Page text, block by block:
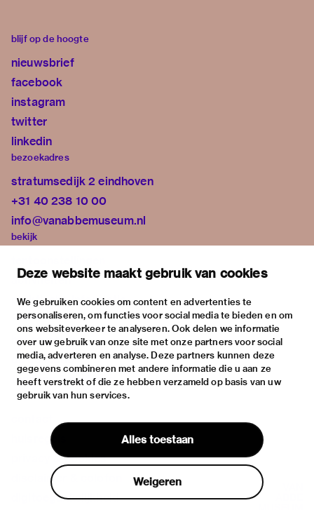
Deze website maakt gebruik van cookies
We gebruiken cookies om content en advertenties te
personaliseren, om functies voor social media te bieden en om
ons websiteverkeer te analyseren. Ook delen we informatie
over uw gebruik van onze site met onze partners voor social
media, adverteren en analyse. Deze partners kunnen deze
gegevens combineren met andere informatie die u aan ze
heeft verstrekt of die ze hebben verzameld op basis van uw
gebruik van hun services.
Alles toestaan
Weigeren
blijf op de hoogte
nieuwsbrief
facebook
instagram
twitter
linkedin
bezoekadres
stratumsedijk 2 eindhoven
+31 40 238 10 00
info@vanabbemuseum.nl
bekijk
activiteiten
praktische informatie
over
het museum
de collectie
fondsen & partners
huisregels
privacy & cookies
disclaimer & colofon
digitoegankelijkheid